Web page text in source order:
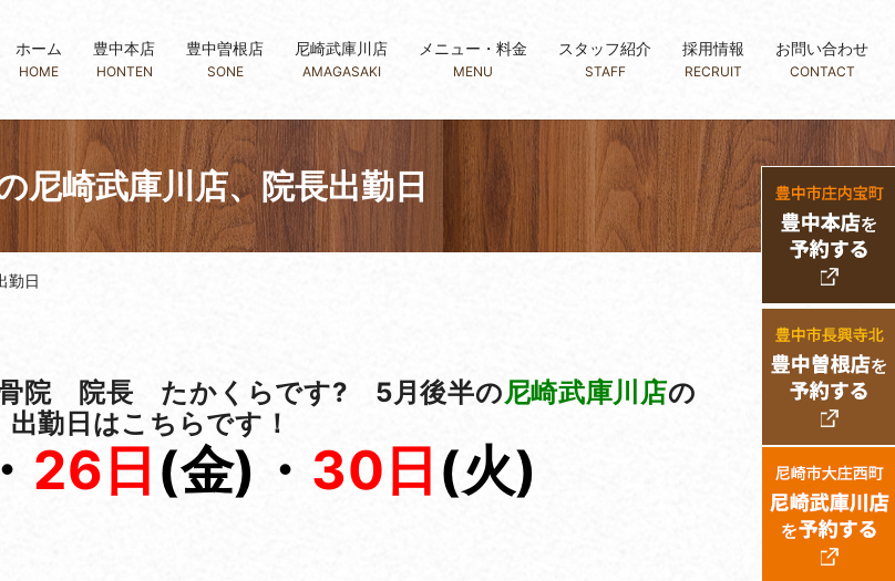
ホーム
HOME
豊中本店
HONTEN
豊中曽根店
SONE
尼崎武庫川店
AMAGASAKI
メニュー・料金
MENU
スタッフ紹介
STAFF
採用情報
RECRUIT
お問い合わせ
CONTACT
尼崎武庫川店、院長出勤日
勤日
骨院 院長 たかくらです? 5月後半の尼崎武庫川店の
出勤日はこちらです！
・ 26日(金) ・ 30日(火)